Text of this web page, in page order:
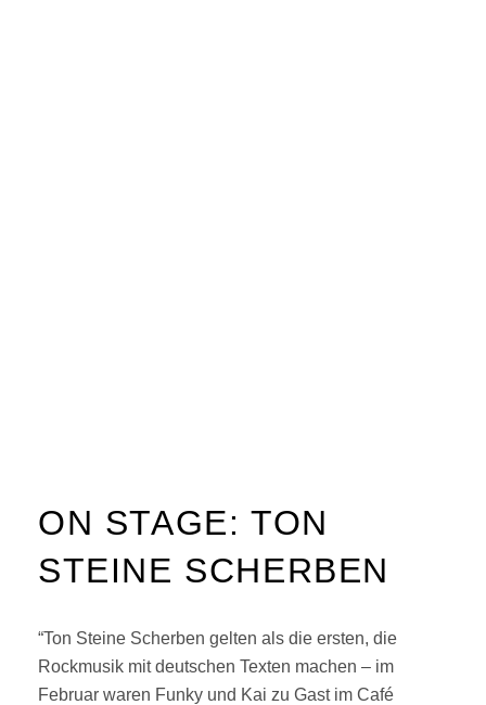
ON STAGE: TON
STEINE SCHERBEN
“Ton Steine Scherben gelten als die ersten, die
Rockmusik mit deutschen Texten machen – im
Februar waren Funky und Kai zu Gast im Café